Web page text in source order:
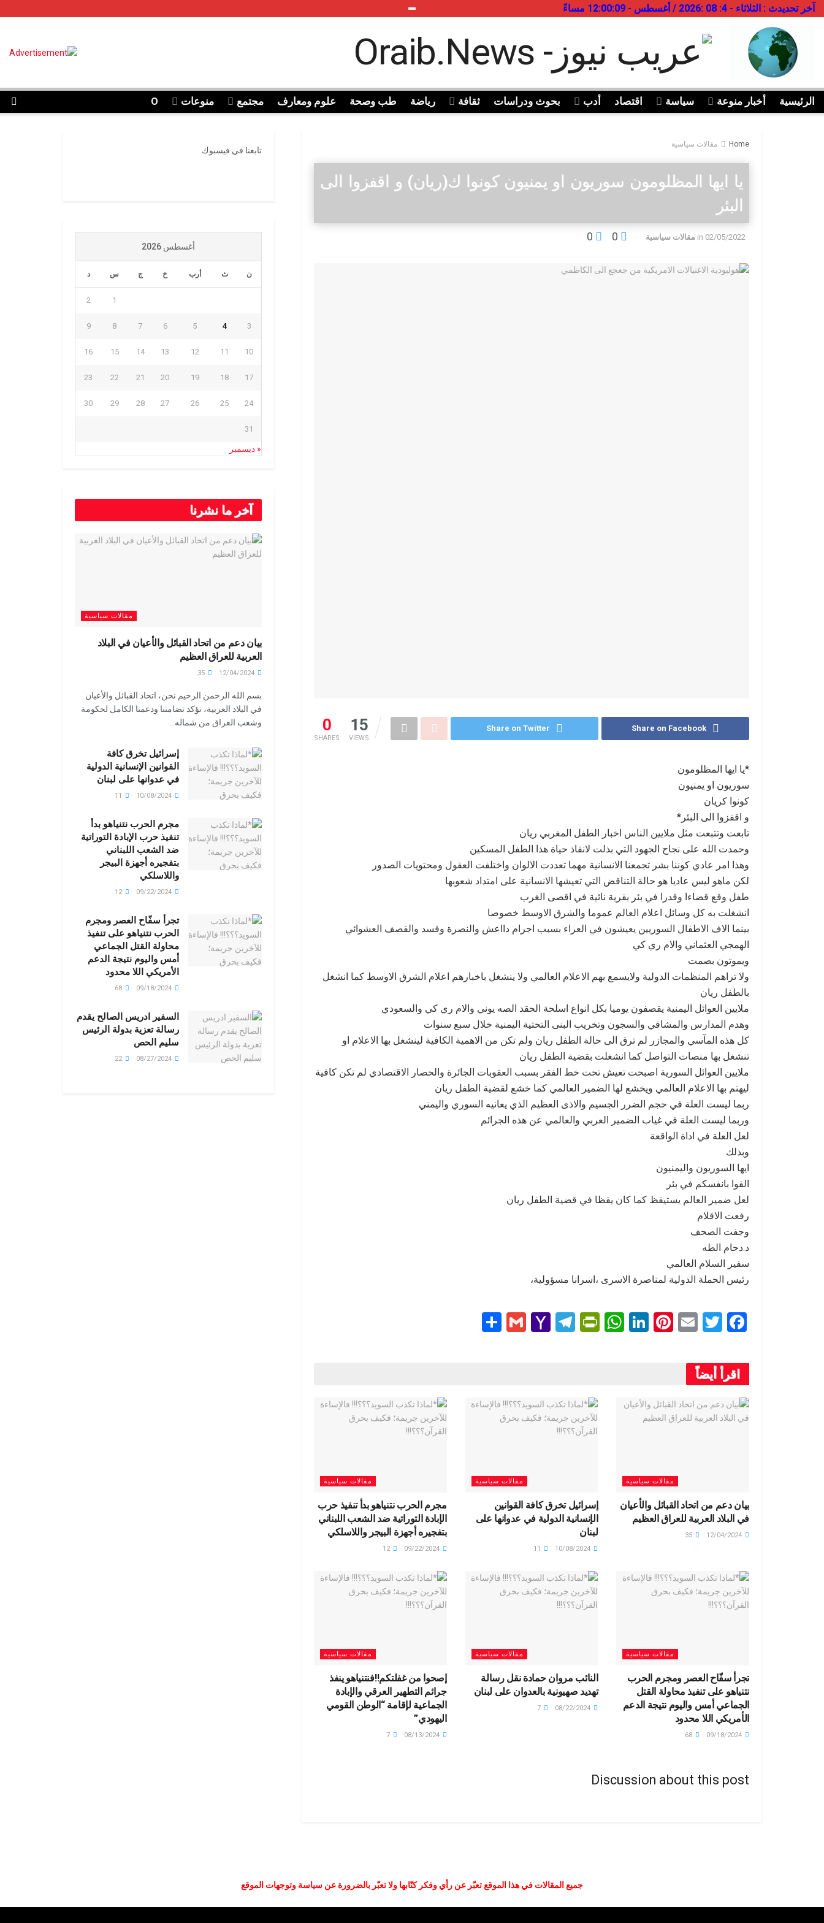
آخر تحديدث : الثلاثاء - 4: 08 :2026 / أغسطس - 12:00:09 مساءً
الرئيسية أخبار منوعة سياسة اقتصاد أدب بحوث ودراسات ثقافة رياضة طب وصحة علوم ومعارف مجتمع منوعات O
Home مقالات سياسية
يا ايها المظلومون سوريون او يمنيون كونوا ك(ريان) و اقفزوا الى
البئر
02/05/2022
in مقالات سياسية 0
0
0
SHARES
15
VIEWS
Share on Facebook
Share on Twitter
*يا ايها المظلومون
سوريون او يمنيون
كونوا كريان
و اقفزوا الى البئر*
تابعت وتتبعت مثل ملايين الناس اخبار الطفل المغربي ريان
وحمدت الله على نجاح الجهود التي بذلت لانقاذ حياة هذا الطفل المسكين
وهذا امر عادي كوننا بشر تجمعنا الانسانية مهما تعددت الالوان واختلفت العقول ومحتويات الصدور
لكن ماهو ليس عاديا هو حالة التناقض التي تعيشها الانسانية على امتداد شعوبها
طفل وقع قضاءا وقدرا في بئر بقرية نائية في اقصى الغرب
انشغلت به كل وسائل اعلام العالم عموما والشرق الاوسط خصوصا
بينما الاف الاطفال السوريين يعيشون في العراء بسبب اجرام دااعش والنصرة وقسد والقصف العشوائي
الهمجي العثماني والام ري كي
ويموتون بصمت
ولا تراهم المنظمات الدولية ولايسمع بهم الاعلام العالمي ولا ينشغل باخبارهم اعلام الشرق الاوسط كما انشغل
بالطفل ريان
ملايين العوائل اليمنية يقصفون يوميا بكل انواع اسلحة الحقد الصه يوني والام ري كي والسعودي
وهدم المدارس والمشافي والسجون وتخريب البنى التحتية اليمنية خلال سبع سنوات
كل هذه المآسي والمجازر لم ترق الى حالة الطفل ريان ولم تكن من الاهمية الكافية لينشغل بها الاعلام او
تنشغل بها منصات التواصل كما انشغلت بقضية الطفل ريان
ملايين العوائل السورية اصبحت تعيش تحت خط الفقر بسبب العقوبات الجائرة والحصار الاقتصادي لم تكن كافية
ليهتم بها الاعلام العالمي ويخشع لها الضمير العالمي كما خشع لقضية الطفل ريان
ربما ليست العلة في حجم الضرر الجسيم والاذى العظيم الذي يعانيه السوري واليمني
وربما ليست العلة في غياب الضمير العربي والعالمي عن هذه الجرائم
لعل العلة في اداة الواقعة
وبذلك
ايها السوريون واليمنيون
القوا بانفسكم في بئر
لعل ضمير العالم يستيقظ كما كان يقظا في قضية الطفل ريان
رفعت الاقلام
وجفت الصحف
د.دحام الطه
سفير السلام العالمي
رئيس الحملة الدولية لمناصرة الاسرى ،اسرانا مسؤولية،
F
ce
b
o
o
T
tt
er
E
Pi
t
Li
n
W
A
p
p
Pr
e
n
dl
T
a
m
Y
o
M
G
اقرأ أيضاً
مقالات سياسية
بيان دعم من اتحاد القبائل والأعيان
في البلاد العربية للعراق العظيم
مقالات سياسية
إسرائيل تخرق كافة القوانين
الإنسانية الدولية في عدوانها على
لبنان
مقالات سياسية
مجرم الحرب نتنياهو بدأ تنفيذ حرب
الإبادة التوراتية ضد الشعب اللبناني
بتفجيره أجهزة البيجر واللاسلكي
09/22/2024
12
مقالات سياسية
تجرأ سفّاح العصر ومجرم الحرب
نتنياهو على تنفيذ محاولة القتل
الجماعي أمس واليوم نتيجة الدعم
الأمريكي اللا محدود
مقالات سياسية
النائب مروان حمادة نقل رسالة
تهديد صهيونية بالعدوان على لبنان
مقالات سياسية
إصحوا من غفلتكم‼️فنتنياهو ينفذ
جرائم التطهير العرقي والإبادة
الجماعية لإقامة “الوطن القومي
اليهودي”
08/13/2024
7
Discussion about this post
تابعنا في فيسبوك
أغسطس 2026
ن ث أرب خ ج س د
1
2
3
4
5
6
7
8
9
10
11
12
13
14
15
16
17
18
19
20
21
22
23
24
25
26
27
28
29
30
31
« ديسمبر
آخر ما نشرنا
مقالات سياسية
بيان دعم من اتحاد القبائل والأعيان في البلاد
العربية للعراق العظيم
بسم الله الرحمن الرحيم نحن، اتحاد القبائل والأعيان
في البلاد العربية، نؤكد تضامننا ودعمنا الكامل لحكومة
وشعب العراق من شماله...
إسرائيل تخرق كافة
القوانين الإنسانية الدولية
في عدوانها على لبنان
مجرم الحرب نتنياهو بدأ
تنفيذ حرب الإبادة التوراتية
ضد الشعب اللبناني
بتفجيره أجهزة البيجر
واللاسلكي
تجرأ سفّاح العصر ومجرم
الحرب نتنياهو على تنفيذ
محاولة القتل الجماعي
أمس واليوم نتيجة الدعم
الأمريكي اللا محدود
السفير ادريس الصالح يقدم
رسالة تعزية بدولة الرئيس
سليم الحص
جميع المقالات في هذا الموقع تعبّر عن رأي وفكر كتّابها ولا تعبّر بالضرورة عن سياسة وتوجهات الموقع